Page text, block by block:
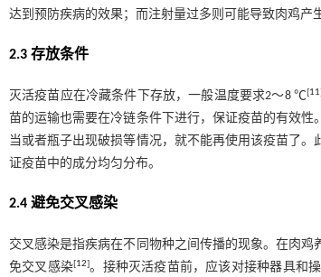
达到预防疾病的效果；而注射量过多则可能导致肉鸡产
2.3 存放条件
灭活疫苗应在冷藏条件下存放，一般温度要求2～8 ℃[11]
苗的运输也需要在冷链条件下进行，保证疫苗的有效
当或者瓶子出现破损等情况，就不能再使用该疫苗了
证疫苗中的成分均匀分布。
2.4 避免交叉感染
交叉感染是指疾病在不同物种之间传播的现象。在肉
免交叉感染[12]。接种灭活疫苗前，应该对接种器具和